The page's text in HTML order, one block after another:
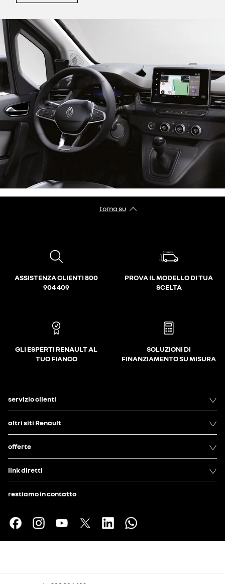
torna su
ASSISTENZA CLIENTI 800
904 409
PROVA IL MODELLO DI TUA
SCELTA
GLI ESPERTI RENAULT AL
TUO FIANCO
SOLUZIONI DI
FINANZIAMENTO SU MISURA
servizio clienti
altri siti Renault
offerte
link diretti
restiamo in contatto